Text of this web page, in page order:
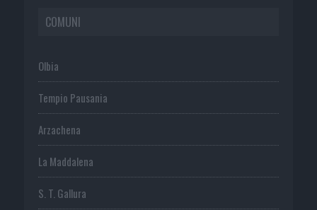
COMUNI
Olbia
Tempio Pausania
Arzachena
La Maddalena
S. T. Gallura